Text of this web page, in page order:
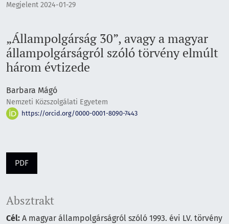
„Állampolgárság 30”, avagy a magyar
állampolgárságról szóló törvény elmúlt
három évtizede
Megjelent 2024-01-29
Barbara Mágó
Nemzeti Közszolgálati Egyetem
https://orcid.org/0000-0001-8090-7443
PDF
Absztrakt
Cél: A magyar állampolgárságról szóló 1993. évi LV. törvény